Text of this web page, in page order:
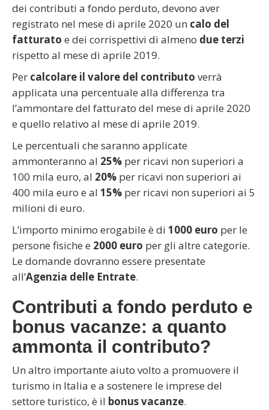
dei contributi a fondo perduto, devono aver
registrato nel mese di aprile 2020 un calo del
fatturato e dei corrispettivi di almeno due terzi
rispetto al mese di aprile 2019.
Per calcolare il valore del contributo verrà
applicata una percentuale alla differenza tra
l’ammontare del fatturato del mese di aprile 2020
e quello relativo al mese di aprile 2019.
Le percentuali che saranno applicate
ammonteranno al 25% per ricavi non superiori a
100 mila euro, al 20% per ricavi non superiori ai
400 mila euro e al 15% per ricavi non superiori ai 5
milioni di euro.
L’importo minimo erogabile è di 1000 euro per le
persone fisiche e 2000 euro per gli altre categorie.
Le domande dovranno essere presentate
all’Agenzia delle Entrate.
Contributi a fondo perduto e
bonus vacanze: a quanto
ammonta il contributo?
Un altro importante aiuto volto a promuovere il
turismo in Italia e a sostenere le imprese del
settore turistico, è il bonus vacanze.